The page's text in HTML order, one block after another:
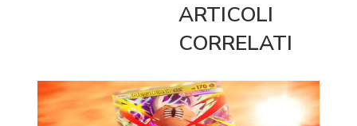
ARTICOLI
CORRELATI